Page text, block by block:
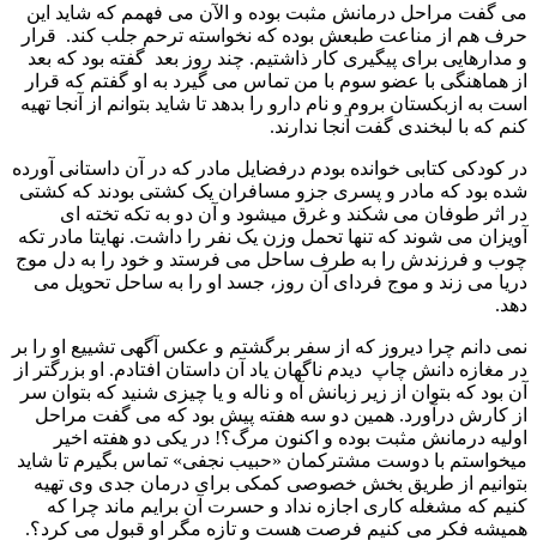
می گفت مراحل درمانش مثبت بوده و الآن می فهمم که شاید این
حرف هم از مناعت طبعش بوده که نخواسته ترحم جلب کند. قرار
و مدارهایی برای پیگیری کار ذاشتیم. چند روز بعد گفته بود که بعد
از هماهنگی با عضو سوم با من تماس می گیرد به او گفتم که قرار
است به ازبکستان بروم و نام دارو را بدهد تا شاید بتوانم از آنجا تهیه
کنم که با لبخندی گفت آنجا ندارند.
در کودکی کتابی خوانده بودم درفضایل مادر که در آن داستانی آورده
شده بود که مادر و پسری جزو مسافران یک کشتی بودند که کشتی
در اثر طوفان می شکند و غرق میشود و آن دو به تکه تخته ای
آویزان می شوند که تنها تحمل وزن یک نفر را داشت. نهایتا مادر تکه
چوب و فرزندش را به طرف ساحل می فرستد و خود را به دل موج
دریا می زند و موج فردای آن روز، جسد او را به ساحل تحویل می
دهد.
نمی دانم چرا دیروز که از سفر برگشتم و عکس آگهی تشییع او را بر
در مغازه دانش چاپ دیدم ناگهان یاد آن داستان افتادم. او بزرگتر از
آن بود که بتوان از زیر زبانش آه و ناله و یا چیزی شنید که بتوان سر
از کارش درآورد. همین دو سه هفته پیش بود که می گفت مراحل
اولیه درمانش مثبت بوده و اکنون مرگ؟! در یکی دو هفته اخیر
میخواستم با دوست مشترکمان «حبیب نجفی» تماس بگیرم تا شاید
بتوانیم از طریق بخش خصوصی کمکی برای درمان جدی وی تهیه
کنیم که مشغله کاری اجازه نداد و حسرت آن برایم ماند چرا که
همیشه فکر می کنیم فرصت هست و تازه مگر او قبول می کرد؟.